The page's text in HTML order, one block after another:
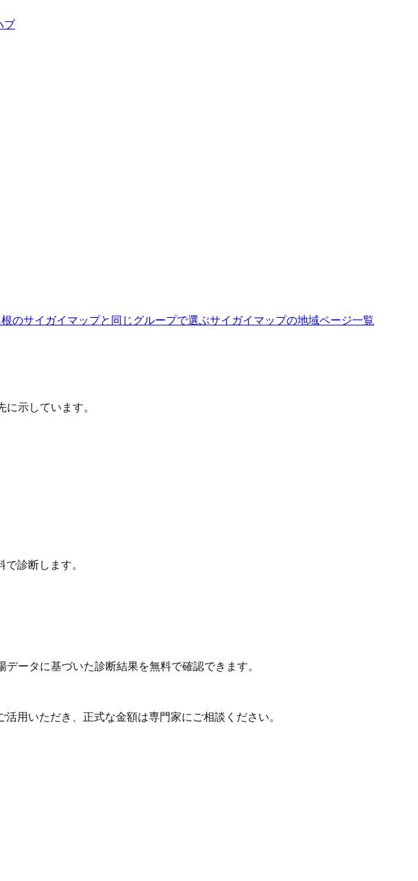
ブ
のサイガイマップと同じグループで選ぶサイガイマップの地域ページ一覧
示しています。
診断します。
ータに基づいた診断結果を無料で確認できます。
用いただき、正式な金額は専門家にご相談ください。